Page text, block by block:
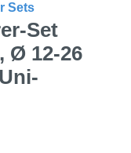
Sets
Set
Ø 12-26